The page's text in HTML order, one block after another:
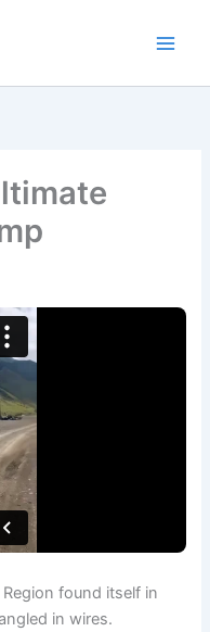
found itself in
in wires.